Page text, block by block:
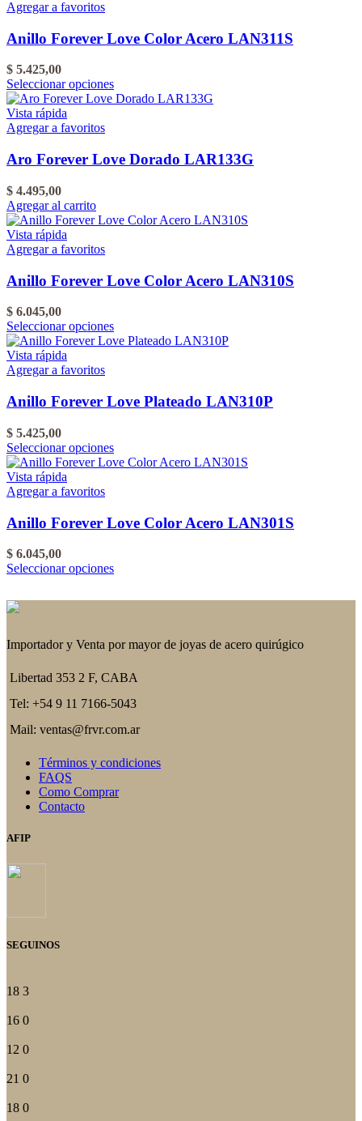
Agregar a favoritos
Anillo Forever Love Color Acero LAN311S
$ 5.425,00
Seleccionar opcionesEste
producto
Las
elegir
en
producto
Vista rápida
Agregar a favoritos
Aro Forever Love Dorado LAR133G
$ 4.495,00
Agregar al carrito
Vista rápida
Agregar a favoritos
Anillo Forever Love Color Acero LAN310S
$ 6.045,00
Seleccionar opcionesEste
producto
Las
opciones
elegir
en
producto
Vista rápida
Agregar a favoritos
Anillo Forever Love Plateado LAN310P
$ 5.425,00
Seleccionar opcionesEste
producto
Las
opciones
pueden
elegir
producto
Vista rápida
Agregar a favoritos
Anillo Forever Love Color Acero LAN301S
$ 6.045,00
Seleccionar opcionesEste
Las
opciones
pueden
elegir
la
del
producto
Importador y Venta por mayor de joyas de acero quirúgico
Libertad 353 2 F, CABA
Tel: +54 9 11 7166-5043
Mail: ventas@frvr.com.ar
Términos y condiciones
FAQS
Como Comprar
Contacto
AFIP
SEGUINOS
18 3
16 0
12 0
21 0
18 0